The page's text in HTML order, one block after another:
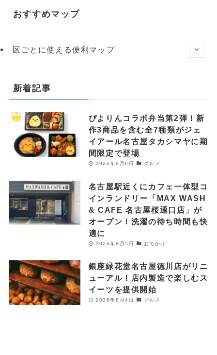
おすすめマップ
区ごとに使える便利マップ
新着記事
ぴよりんコラボ弁当第2弾！新
作3商品を含む全7種類がジェ
イアール名古屋タカシマヤに期
間限定で登場
2026年8月6日 グルメ
名古屋駅近くにカフェ一体型コ
インランドリー「MAX WASH
& CAFE 名古屋桜通口店」が
オープン！洗濯の待ち時間も快
適に
2026年8月5日 おでかけ
銀座緑花堂名古屋徳川店がリニ
ューアル！店内製造で楽しむス
イーツを提供開始
2026年8月4日 グルメ